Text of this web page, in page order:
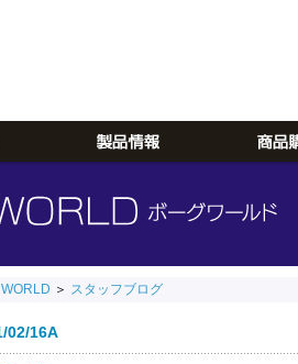
＞ スタッフブログ
02/16A